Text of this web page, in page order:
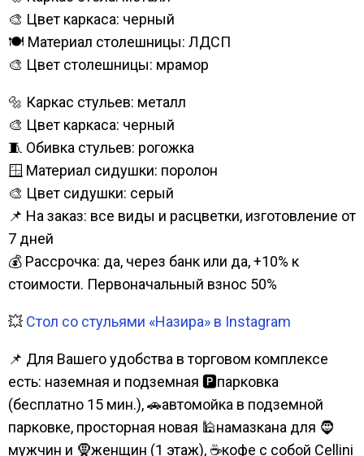
🎨 Цвет каркаса: черный
🍽️ Материал столешницы: ЛДСП
🎨 Цвет столешницы: мрамор
🔩 Каркас стульев: металл
🎨 Цвет каркаса: черный
🧵 Обивка стульев: рогожка
🪟 Материал сидушки: поролон
🎨 Цвет сидушки: серый
📌 На заказ: все виды и расцветки, изготовление от
7 дней
💰 Рассрочка: да, через банк или да, +10% к
стоимости. Первоначальный взнос 50%
💥 Стол со стульями «Назира» в Instagram
📌 Для Вашего удобства в торговом комплексе
есть: наземная и подземная 🅿парковка
(бесплатно 15 мин.), 🚗автомойка в подземной
парковке, просторная новая 🕌намазкана для 🧔
мужчин и 🧕женщин (1 этаж), ☕кофе с собой Cellini